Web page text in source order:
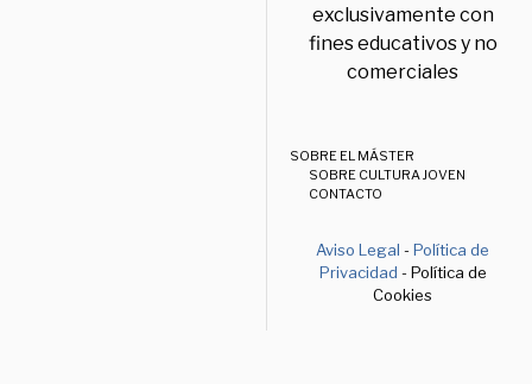
exclusivamente con
fines educativos y no
comerciales
SOBRE EL MÁSTER
SOBRE CULTURA JOVEN
CONTACTO
Aviso Legal -Política de
Privacidad - Política de
Cookies